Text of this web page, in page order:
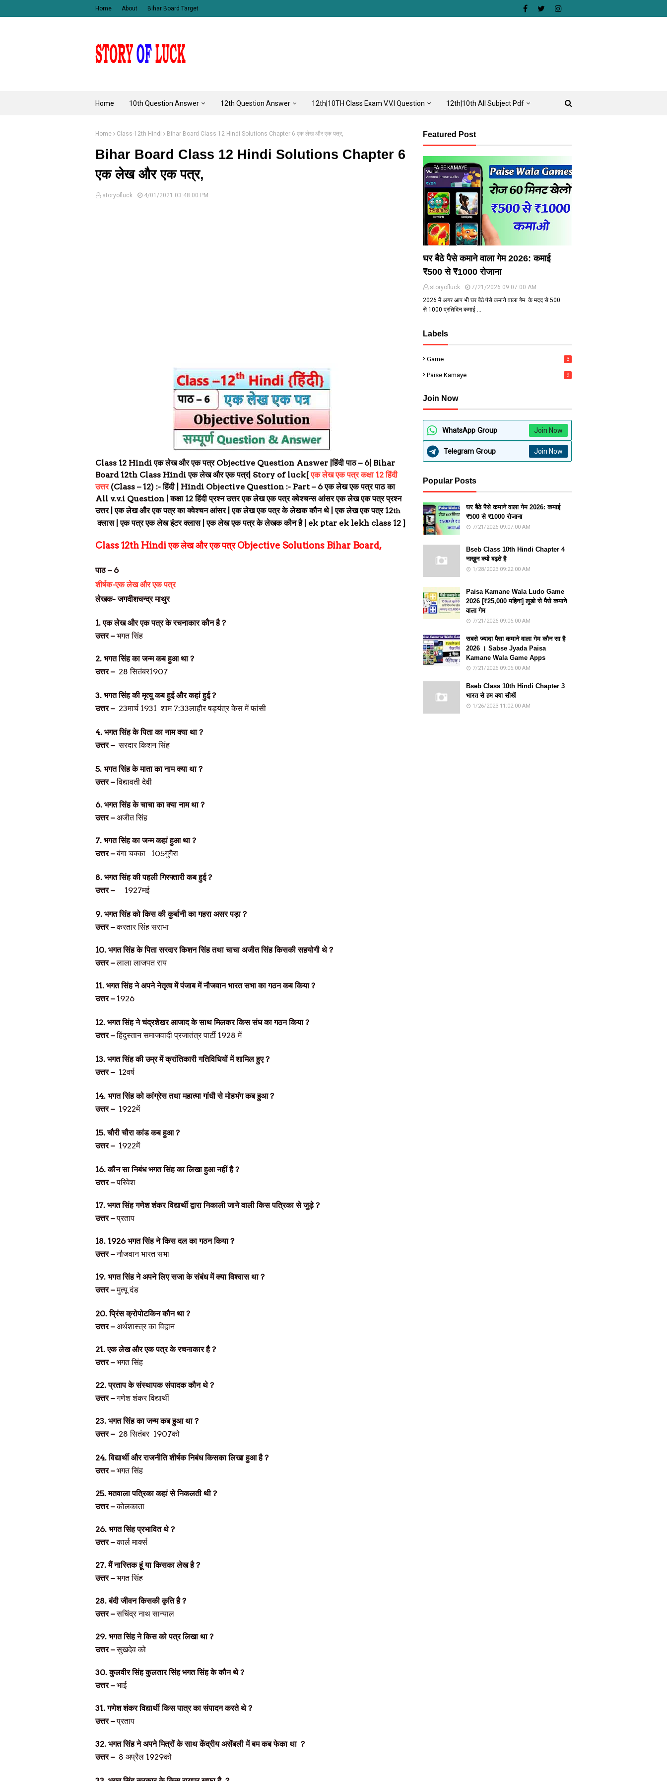
Home About Bihar Board Target
Home 10th Question Answer 12th Question Answer 12th|10TH Class Exam V.V.I Question 12th|10th All Subject Pdf
Home Class-12th Hindi Bihar Board Class 12 Hindi Solutions Chapter 6 एक लेख और एक पत्र,
Bihar Board Class 12 Hindi Solutions Chapter 6
एक लेख और एक पत्र,
storyofluck 4/01/2021 03:48:00 PM
Class 12 Hindi एक लेख और एक पत्र Objective Question Answer |हिंदी पाठ – 6| Bihar
Board 12th Class Hindi एक लेख और एक पत्र| Story of luck[एक लेख एक पत्र कक्षा 12हिंदी
उत्तर(Class – 12) :-हिंदी| Hindi Objective Question :- Part – 6एक लेख एक पत्र पाठ का
All v.v.i Question |कक्षा 12हिंदी प्रश्न उत्तर एक लेख एक पत्रक्वेश्चन्स आंसर एक लेख एक पत्र प्रश्न
उत्तर | एक लेख और एक पत्र का क्वेश्चन आंसर| एक लेख एक पत्र के लेखक कौन थे | एक लेख एक पत्र 12th
क्लास |एक पत्र एक लेख इंटर क्लास| एक लेख एक पत्र के लेखक कौन है | ek ptar ek lekh class 12 ]
Class 12th Hindiएक लेख और एक पत्र Objective Solutions Bihar Board,
पाठ – 6
शीर्षक-एक लेख और एक पत्र
लेखक- जगदीशचन्द्र माथुर
1. एक लेख और एक पत्र के रचनाकार कौन है ?
उत्तर –भगत सिंह
2. भगत सिंह का जन्म कब हुआ था ?
उत्तर – 28 सितंबर1907
3. भगत सिंह की मृत्यु कब हुई और कहां हुई ?
उत्तर – 23मार्च शाम 7:33लाहौर षड्यंत्र केस में फांसी
4. भगत सिंह के पिता का नाम क्या था ?
उत्तर – सरदार किशन सिंह
5. भगत सिंह के माता का नाम क्या था ?
उत्तर –विद्यावती देवी
6. भगत सिंह के चाचा का क्या नाम था ?
उत्तर –अजीत सिंह
7. भगत सिंह का जन्म कहां हुआ था ?
उत्तर –बंगा चक्का 105गुगैरा
8. भगत सिंह की पहली गिरफ्तारी कब हुई ?
उत्तर –
1927मई
9. भगत सिंह को किस की कुर्बानी का गहरा असर पड़ा ?
उत्तर –करतार सिंह सराभा
10. भगत सिंह के पिता सरदार किशन सिंह तथा चाचा अजीत सिंह किसकी सहयोगी थे ?
उत्तर –लाला लाजपत राय
11. भगत सिंह ने अपने नेतृत्व में पंजाब में नौजवान भारत सभा का गठन कब किया ?
उत्तर – 1926
12. भगत सिंह ने चंद्रशेखर आजाद के साथ मिलकर किस संघ का गठन किया ?
उत्तर –हिंदुस्तान समाजवादी प्रजातंत्र पार्टी 1928 में
13. भगत सिंह की उम्र में क्रांतिकारी गतिविधियों में शामिल हुए ?
उत्तर – 12वर्ष
14. भगत सिंह को कांग्रेस तथा महात्मा गांधी से मोहभंग कब हुआ ?
उत्तर – 1922में
15.चौरी चौरा कांड कब हुआ ?
उत्तर – 1922में
16.कौन सा निबंध भगत सिंह का लिखा हुआ नहीं है ?
उत्तर –परिवेश
17. भगत सिंह गणेश शंकर विद्यार्थी द्वारा निकाली जाने वाली किस पत्रिका से जुड़े ?
उत्तर –प्रताप
18. 1926भगत सिंह ने किस दल का गठन किया ?
उत्तर –नौजवान भारत सभा
19. भगत सिंह ने अपने लिए सजा के संबंध में क्या विश्वास था ?
उत्तर –मुत्यू दंड
20.प्रिंस क्रोपोटकिन कौन था ?
उत्तर –अर्थशास्त्र का विद्वान
21.एक लेख और एक पत्र के रचनाकार है ?
उत्तर –भगत सिंह
22.प्रताप के संस्थापक संपादक कौन थे ?
उत्तर –गणेश शंकर विद्यार्थी
23. भगत सिंह का जन्म कब हुआ था ?
उत्तर – 28 सितंबर 1907को
24.विद्यार्थी और राजनीति शीर्षक निबंध किसका लिखा हुआ है ?
उत्तर –भगत सिंह
25.मतवाला पत्रिका कहां से निकलती थी ?
उत्तर –कोलकाता
26. भगत सिंह प्रभावित थे ?
उत्तर –कार्ल मार्क्स
27.मैं नास्तिक हूं या किसका लेख है ?
उत्तर –भगत सिंह
28.बंदी जीवन किसकी कृति है ?
उत्तर –सचिंद्र नाथ सान्याल
29. भगत सिंह ने किस को पत्र लिखा था ?
उत्तर –सुखदेव को
30.कुलवीर सिंह कुलतार सिंह भगत सिंह के कौन थे ?
उत्तर –भाई
31.गणेश शंकर विद्यार्थी किस पात्र का संपादन करते थे ?
उत्तर –प्रताप
32. भगत सिंह ने अपने मित्रों के साथ केंद्रीय असेंबली में बम कब फेका था ?
उत्तर – 8 अप्रैल 1929को
Featured Post
PAISE KAMAYE
घर बैठे पैसे कमाने वाला गेम 2026: कमाई
₹500 से ₹1000 रोजाना
storyofluck
7/21/2026 09:07:00 AM
2026 में अगर आप भी घर बैठे पैसे कमाने वाला गेम के मदद से ₹500
से ₹1000 प्रतिदिन कमाई …
Labels
Game 3
Paise Kamaye 9
Join Now
WhatsApp Group Join Now
Telegram Group Join Now
Popular Posts
घर बैठे पैसे कमाने वाला गेम 2026: कमाई
₹500 से ₹1000 रोजाना
7/21/2026 09:07:00 AM
Bseb Class 10th Hindi Chapter 4
नाख़ून क्यों बढ़ते है
1/28/2023 09:22:00 AM
Paisa Kamane Wala Ludo Game
2026 [₹25,000 महिना] लूडो से पैसे कमाने
वाला गेम
7/21/2026 09:06:00 AM
सबसे ज्यादा पैसा कमाने वाला गेम कौन सा है
2026 । Sabse Jyada Paisa
Kamane Wala Game Apps
7/21/2026 09:06:00 AM
Bseb Class 10th Hindi Chapter 3
भारत से हम क्या सीखें
1/26/2023 11:02:00 AM